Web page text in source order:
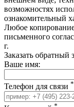
возможностях
ознакомительный
Любое
письменного
г.
Заказать обратный
Ваше имя:
Телефон для связи *